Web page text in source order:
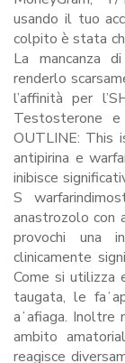
usando il tuo
colpito è stata
La mancanza
renderlo
l’affinità per
Testosterone e
OUTLINE: This
antipirina e
inibisce
S
anastrozolo con
provochi una
clinicamente
Come si utilizza
taugata, le
aʻafiaga. Inoltre
ambito
reagisce